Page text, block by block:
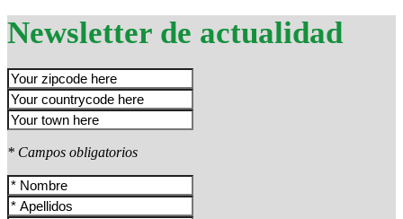
Newsletter de actualidad
* Campos obligatorios